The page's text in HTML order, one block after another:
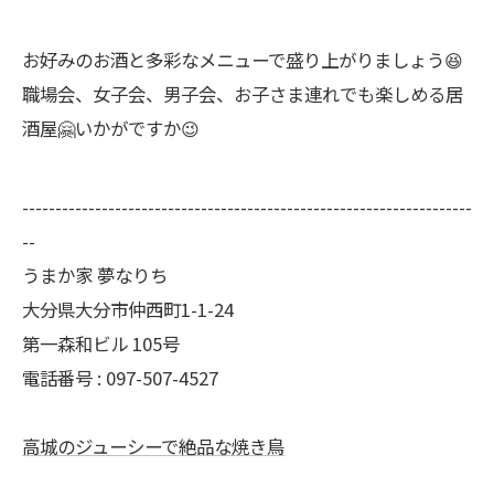
お好みのお酒と多彩なメニューで盛り上がりましょう😆
職場会、女子会、男子会、お子さま連れでも楽しめる居
酒屋🤗いかがですか😉
--------------------------------------------------------------------
--
うまか家 夢なりち
大分県大分市仲西町1-1-24
第一森和ビル 105号
電話番号 : 097-507-4527
高城のジューシーで絶品な焼き鳥